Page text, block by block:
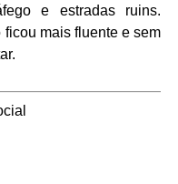
e estradas ruins.
mais fluente e sem